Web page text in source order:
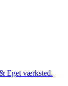
Eget værksted.